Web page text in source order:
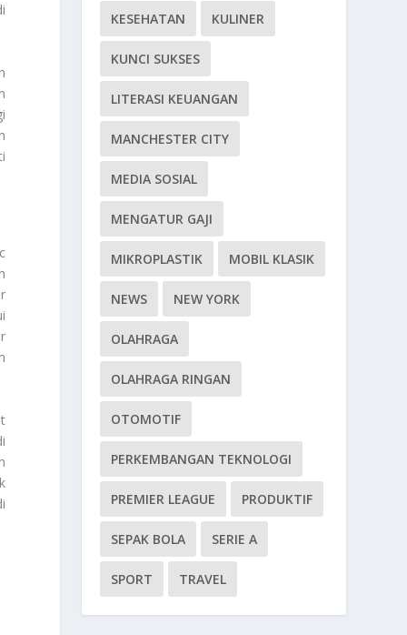
KESEHATAN KULINER
KUNCI SUKSES
LITERASI KEUANGAN
MANCHESTER CITY
MEDIA SOSIAL
MENGATUR GAJI
MIKROPLASTIK MOBIL KLASIK
NEWS NEW YORK
OLAHRAGA
OLAHRAGA RINGAN
OTOMOTIF
PERKEMBANGAN TEKNOLOGI
PREMIER LEAGUE PRODUKTIF
SEPAK BOLA SERIE A
SPORT TRAVEL